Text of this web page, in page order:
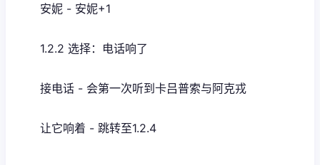
安妮 - 安妮+1
1.2.2 选择：电话响了
接电话 - 会第一次听到卡吕普索与阿克戎
让它响着 - 跳转至1.2.4